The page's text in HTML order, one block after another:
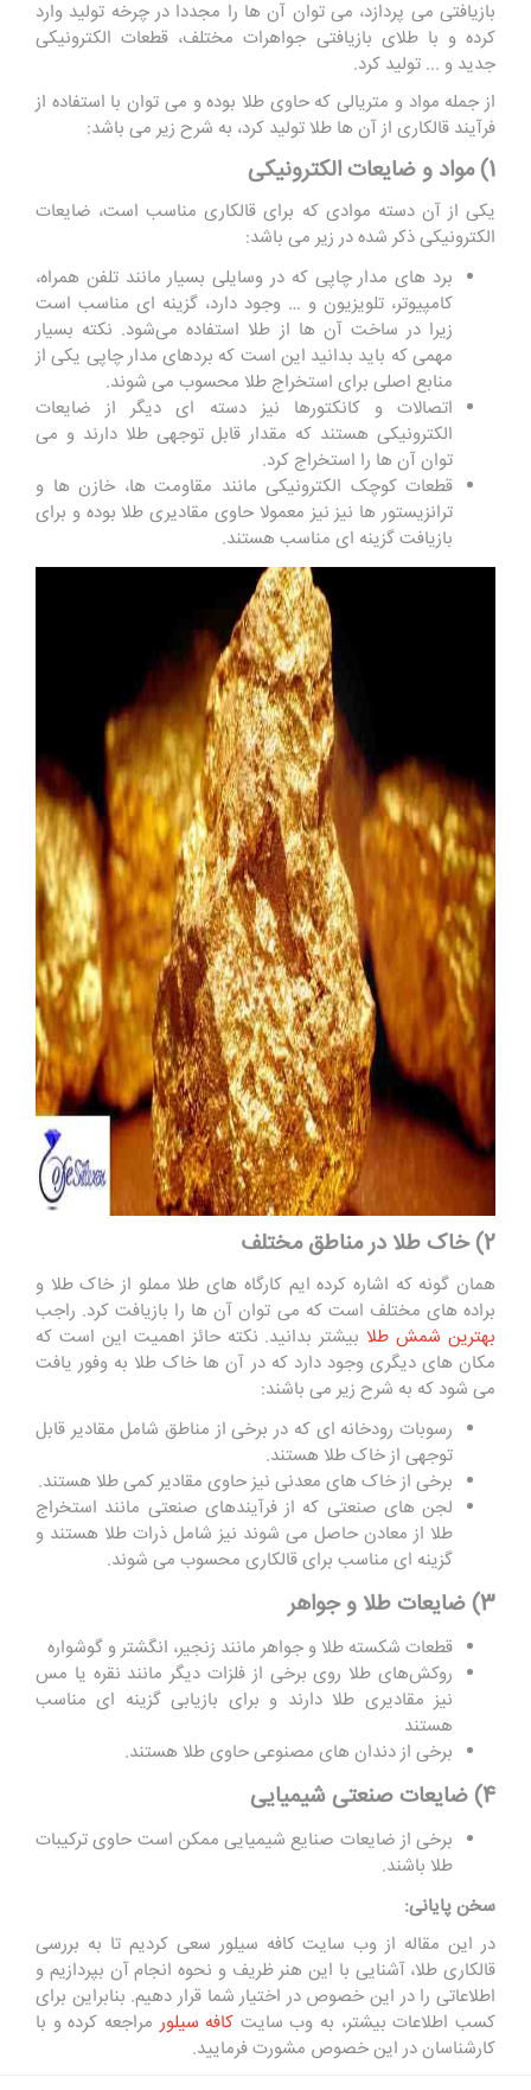
بازیافتی می پردازد، می توان آن ها را مجددا در چرخه تولید وارد
کرده و با طلای بازیافتی جواهرات مختلف، قطعات الکترونیکی
جدید و ... تولید کرد.
از جمله مواد و متریالی که حاوی طلا بوده و می توان با استفاده از
فرآیند قالکاری از آن ها طلا تولید کرد، به شرح زیر می باشد:
1) مواد و ضایعات الکترونیکی
یکی از آن دسته موادی که برای قالکاری مناسب است، ضایعات
الکترونیکی ذکر شده در زیر می باشد:
برد های مدار چاپی که در وسایلی بسیار مانند تلفن همراه،
کامپیوتر، تلویزیون و … وجود دارد، گزینه ای مناسب است
زیرا در ساخت آن ها از طلا استفاده می‌شود. نکته بسیار
مهمی که باید بدانید این است که بردهای مدار چاپی یکی از
منابع اصلی برای استخراج طلا محسوب می شوند.
اتصالات و کانکتورها نیز دسته ای دیگر از ضایعات
الکترونیکی هستند که مقدار قابل توجهی طلا دارند و می
توان آن ها را استخراج کرد.
قطعات کوچک الکترونیکی مانند مقاومت ‌ها، خازن ‌ها و
ترانزیستور ها نیز نیز معمولا حاوی مقادیری طلا بوده و برای
بازیافت گزینه ای مناسب هستند.
2) خاک طلا در مناطق مختلف
همان گونه که اشاره کرده ایم کارگاه های طلا مملو از خاک طلا و
براده های مختلف است که می توان آن ها را بازیافت کرد. راجب
بهترین شمش طلا بیشتر بدانید. نکته حائز اهمیت این است که
مکان های دیگری وجود دارد که در آن ها خاک طلا به وفور یافت
می شود که به شرح زیر می باشند:
رسوبات رودخانه‌ ای که در برخی از مناطق شامل مقادیر قابل
توجهی از خاک طلا هستند.
برخی از خاک ‌های معدنی نیز حاوی مقادیر کمی طلا هستند.
لجن ‌های صنعتی که از فرآیندهای صنعتی مانند استخراج
طلا از معادن حاصل می شوند نیز شامل ذرات طلا هستند و
گزینه ای مناسب برای قالکاری محسوب می شوند.
3) ضایعات طلا و جواهر
قطعات شکسته طلا و جواهر مانند زنجیر، انگشتر و گوشواره
روکش‌های طلا روی برخی از فلزات دیگر مانند نقره یا مس
نیز مقادیری طلا دارند و برای بازیابی گزینه ای مناسب
هستند
برخی از دندان ‌های مصنوعی حاوی طلا هستند.
4) ضایعات صنعتی شیمیایی
برخی از ضایعات صنایع شیمیایی ممکن است حاوی ترکیبات
طلا باشند.
سخن پایانی:
در این مقاله از وب سایت کافه سیلور سعی کردیم تا به بررسی
قالکاری طلا، آشنایی با این هنر ظریف و نحوه انجام آن بپردازیم و
اطلاعاتی را در این خصوص در اختیار شما قرار دهیم. بنابراین برای
کسب اطلاعات بیشتر، به وب سایت کافه سیلور مراجعه کرده و با
کارشناسان در این خصوص مشورت فرمایید.